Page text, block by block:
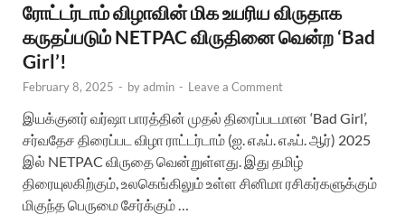
ரோட்டர்டாம் விழாவின் மிக உயரிய விருதாக
கருதப்படும் NETPAC விருதினை வென்ற ‘Bad
Girl’!
February 8, 2025 - byadmin - Leave a Comment
இயக்குனர் வர்ஷா பாரத்தின் முதல் திரைப்படமான ‘Bad Girl’,
சர்வதேச திரைப்பட விழா ராட்டர்டாம் (ஐ. எஃப். எஃப். ஆர்) 2025
இல் NETPAC விருதை வென்றுள்ளது. இது தமிழ்
திரையுலகிற்கும், உலகெங்கிலும் உள்ள சினிமா ரசிகர்களுக்கும்
மிகுந்த பெருமை சேர்க்கும் …